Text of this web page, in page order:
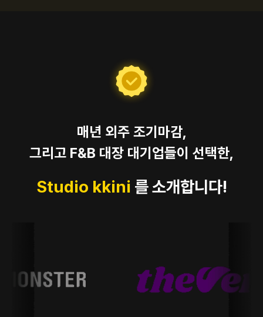
매년 외주 조기마감,
그리고 F&B 대장 대기업들이 선택한,
Studio kkini 를 소개합니다!